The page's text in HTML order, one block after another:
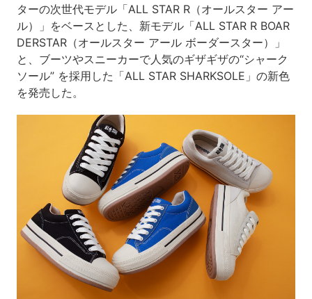
ターの次世代モデル「ALL STAR R（オールスター アー
ル）」をベースとした、新モデル「ALL STAR R BOAR
DERSTAR（オールスター アール ボーダースター）」
と、ブーツやスニーカーで人気のギザギザの“シャーク
ソール” を採用した「ALL STAR SHARKSOLE」の新色
を発売した。